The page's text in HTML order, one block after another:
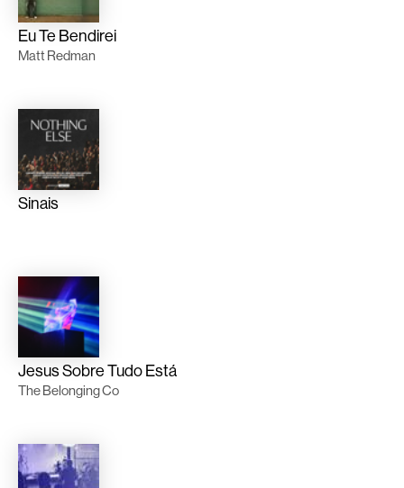
Eu Te Bendirei
Matt Redman
Sinais
Jesus Sobre Tudo Está
The Belonging Co